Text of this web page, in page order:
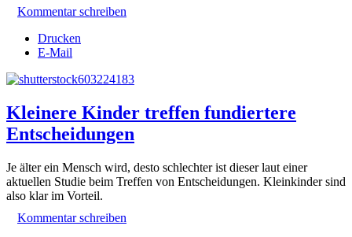
Kommentar schreiben
Drucken
E-Mail
Kleinere Kinder treffen fundiertere
Entscheidungen
Je älter ein Mensch wird, desto schlechter ist dieser laut einer
aktuellen Studie beim Treffen von Entscheidungen. Kleinkinder sind
also klar im Vorteil.
Kommentar schreiben